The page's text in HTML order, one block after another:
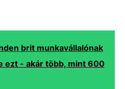
brit munkavállalónak
ezt - akár több, mint 600